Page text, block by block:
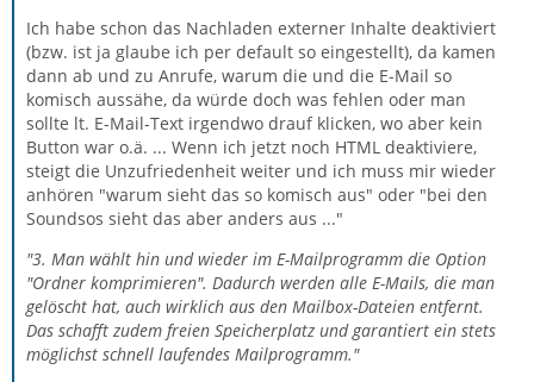
Ich habe schon das Nachladen externer Inhalte deaktiviert
(bzw. ist ja glaube ich per default so eingestellt), da kamen
dann ab und zu Anrufe, warum die und die E-Mail so
komisch aussähe, da würde doch was fehlen oder man
sollte lt. E-Mail-Text irgendwo drauf klicken, wo aber kein
Button war o.ä. ... Wenn ich jetzt noch HTML deaktiviere,
steigt die Unzufriedenheit weiter und ich muss mir wieder
anhören "warum sieht das so komisch aus" oder "bei den
Soundsos sieht das aber anders aus ..."
"3. Man wählt hin und wieder im E-Mailprogramm die Option
"Ordner komprimieren". Dadurch werden alle E-Mails, die man
gelöscht hat, auch wirklich aus den Mailbox-Dateien entfernt.
Das schafft zudem freien Speicherplatz und garantiert ein stets
möglichst schnell laufendes Mailprogramm."